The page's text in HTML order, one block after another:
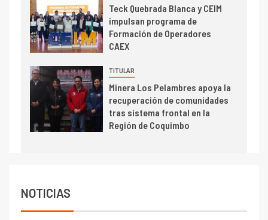
Estudio revela cómo el precio
del cobre y educación superior
se relacionan en zonas
mineras
6
BHP proyecta producción de
cobre cercana a 2 millones de
toneladas tras récord en
Escondida
Teck Quebrada Blanca y CEIM
impulsan programa de
Formación de Operadores
CAEX
TITULAR
Minera Los Pelambres apoya la
recuperación de comunidades
tras sistema frontal en la
Región de Coquimbo
NOTICIAS